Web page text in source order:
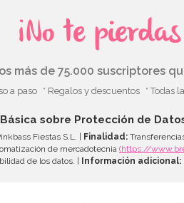
¡No te
más de 75.000 suscriptores
a paso * Regalos y descuentos * Todas
sobre Protección de
Fiestas S.L. | Finalidad:
de mercadotecnia (https://
de los datos. | Información adicional: